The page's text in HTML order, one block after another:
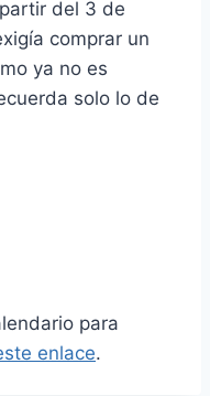
del 3 de
comprar un
ya no es
solo lo de
para
enlace.